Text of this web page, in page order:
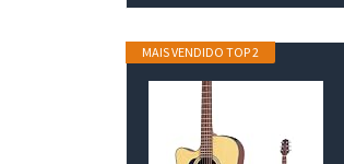
MAIS VENDIDO TOP 2